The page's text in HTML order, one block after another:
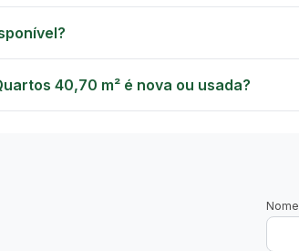
40,70 m² é nova ou usada?
Nome